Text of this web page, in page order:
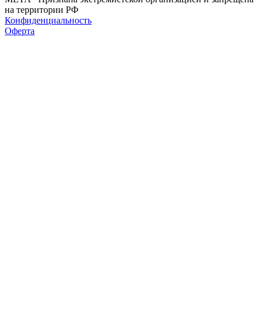
на территории РФ
Конфиденциальность
Оферта